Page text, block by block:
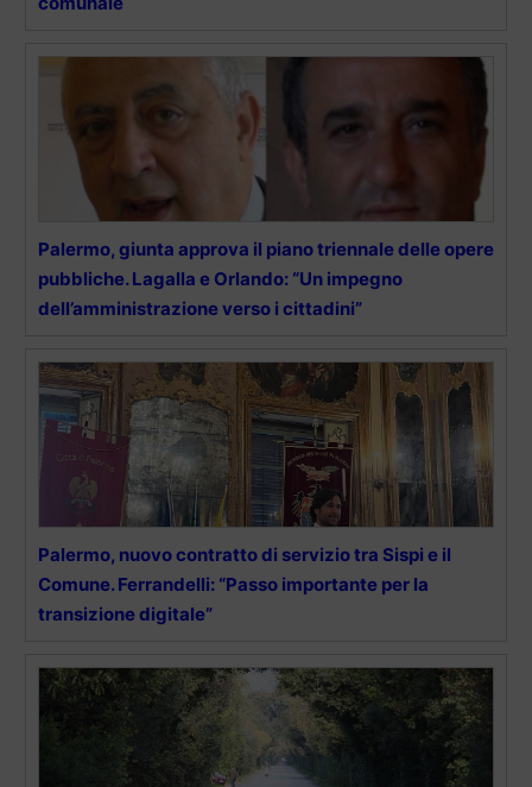
Palermo, giunta approva il piano triennale delle opere
pubbliche. Lagalla e Orlando: “Un impegno
dell’amministrazione verso i cittadini”
Palermo, nuovo contratto di servizio tra Sispi e il
Comune. Ferrandelli: “Passo importante per la
transizione digitale”